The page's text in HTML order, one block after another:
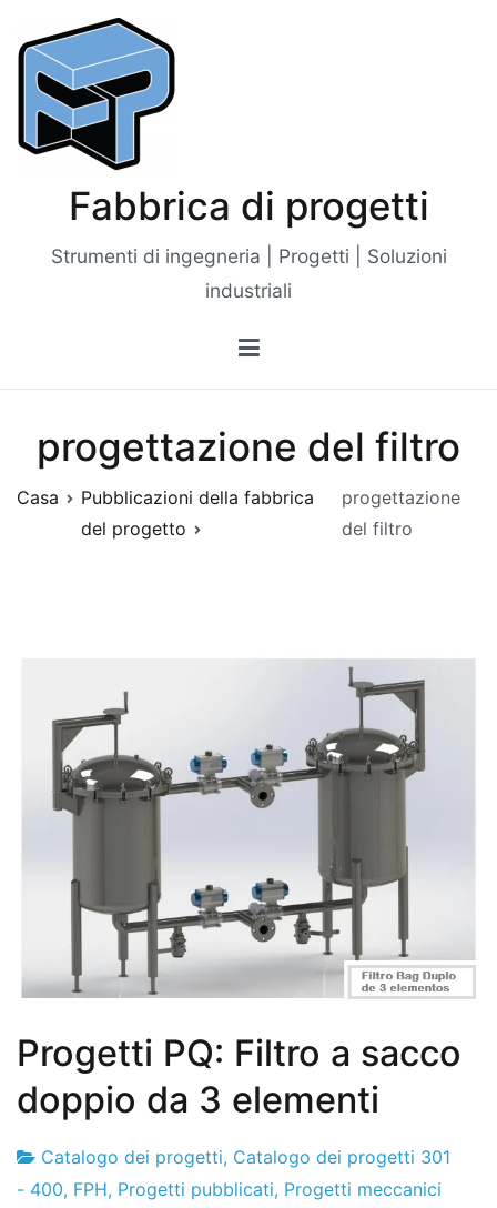
contenuto
Fabbrica di progetti
Strumenti di ingegneria | Progetti | Soluzioni
industriali
progettazione del filtro
Casa
Pubblicazioni della fabbrica
del progetto
progettazione
del filtro
Progetti PQ: Filtro a sacco
doppio da 3 elementi
Fabbrica
6
Catalogo dei progetti, Catalogo dei progetti 301
- 400, FPH, Progetti pubblicati, Progetti meccanici